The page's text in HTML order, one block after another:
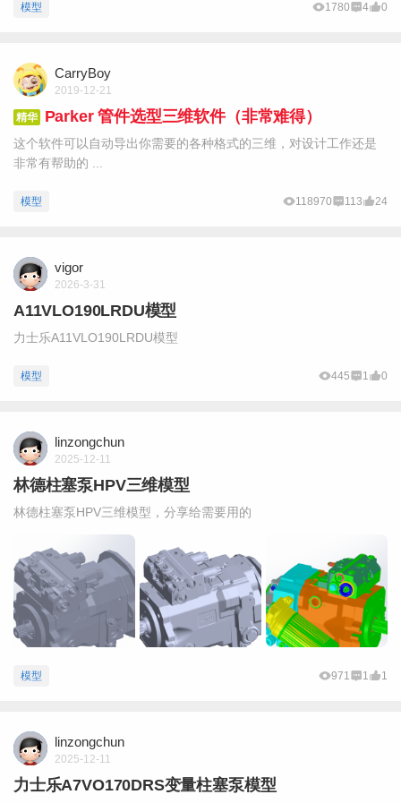
模型 1780 4 0
CarryBoy
2019-12-21
精华 Parker 管件选型三维软件（非常难得）
这个软件可以自动导出你需要的各种格式的三维，对设计工作还是
非常有帮助的 ...
模型 118970 113 24
vigor
2026-3-31
A11VLO190LRDU模型
力士乐A11VLO190LRDU模型
模型 445 1 0
linzongchun
2025-12-11
林德柱塞泵HPV三维模型
林德柱塞泵HPV三维模型，分享给需要用的
模型 971 1 1
linzongchun
2025-12-11
力士乐A7VO170DRS变量柱塞泵模型